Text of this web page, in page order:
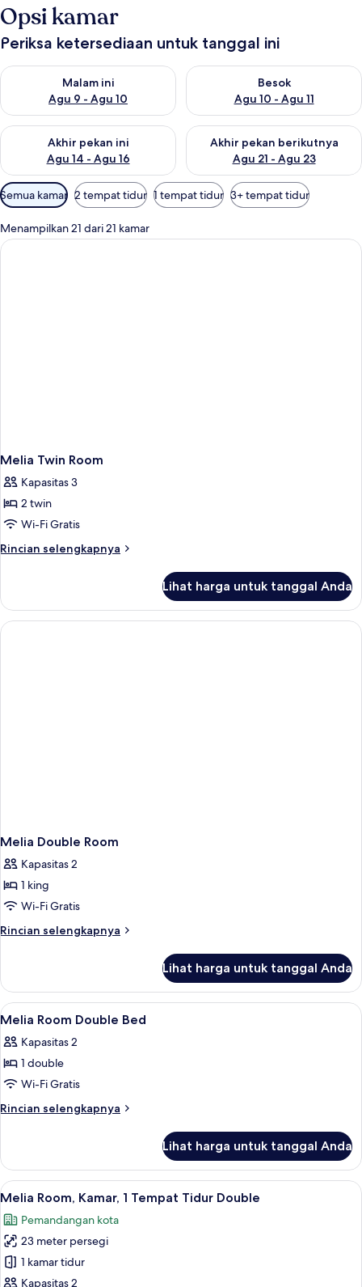
Opsi kamar
Periksa ketersediaan untuk tanggal ini
Malam ini
Agu 9 - Agu 10
Periksa ketersediaan untuk malam ini Agu 9 - Agu 10
Besok
Agu 10 - Agu 11
Periksa ketersediaan untuk
Akhir pekan ini
Agu 14 - Agu 16
Periksa ketersediaan untuk akhir pekan ini Agu 14 - Agu 16
Akhir pekan berikutnya
Agu 21 - Agu 23
Periksa ketersediaan untuk
Filter
tersedia
untuk
kamar
Semua kamar 2 tempat tidur 1 tempat tidur 3+ tempat tidur
Menampilkan 21 dari 21 kamar
Melia Twin Room
Kapasitas 3
2 twin
Wi-Fi Gratis
Rincian selengkapnya
Rincian
Melia
Twin
Room
Lihat harga untuk tanggal Anda
Melia Double Room
Kapasitas 2
1 king
Wi-Fi Gratis
Rincian selengkapnya
Rincian
Melia
Double
Room
Lihat harga untuk tanggal Anda
Lihat
semua
foto
untuk
Melia
Room
Bantalan ekstra lembut, brankas,
6
Melia Room Double Bed
Kapasitas 2
1 double
Wi-Fi Gratis
Rincian selengkapnya
Rincian
Melia
Room
Double
Lihat harga untuk tanggal Anda
Lihat
semua
foto
untuk
Melia
Room,
Bantalan ekstra lembut, brankas,
6
Melia Room, Kamar, 1 Tempat Tidur Double
Pemandangan kota
23 meter persegi
1 kamar tidur
Kapasitas 2